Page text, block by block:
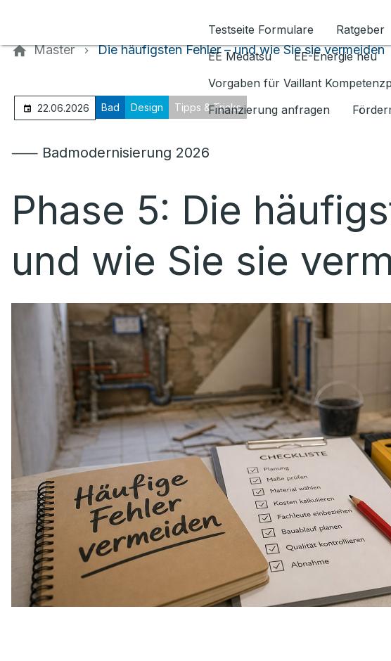
Testseite Formulare
Ratgeber
EE Medatsu
EE-Energie neu
Vorgaben für Vaillant
Finanzierung anfragen
Master Die häufigsten Fehler – und wie Sie sie vermeiden
22.06.2026 Bad Design Tipps & Tricks
⸺ Badmodernisierung 2026
Phase 5: Die
und wie Sie sie